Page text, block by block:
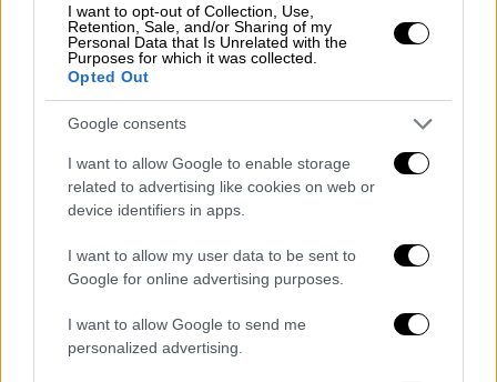
I want to opt-out of Collection, Use,
Retention, Sale, and/or Sharing of my
Personal Data that Is Unrelated with the
Purposes for which it was collected.
Opted Out
Google consents
I want to allow Google to enable storage
related to advertising like cookies on web or
device identifiers in apps.
I want to allow my user data to be sent to
Google for online advertising purposes.
I want to allow Google to send me
personalized advertising.
Food & Drink 24.07.2025 09:10
Σαν κρεμώδες κοκτέιλ - Πλούσιο
παγωτό με γάλα καρύδας, ρούμι και λάιμ
Συνταγή για σούπερ αρωματικό, εξοτίκ